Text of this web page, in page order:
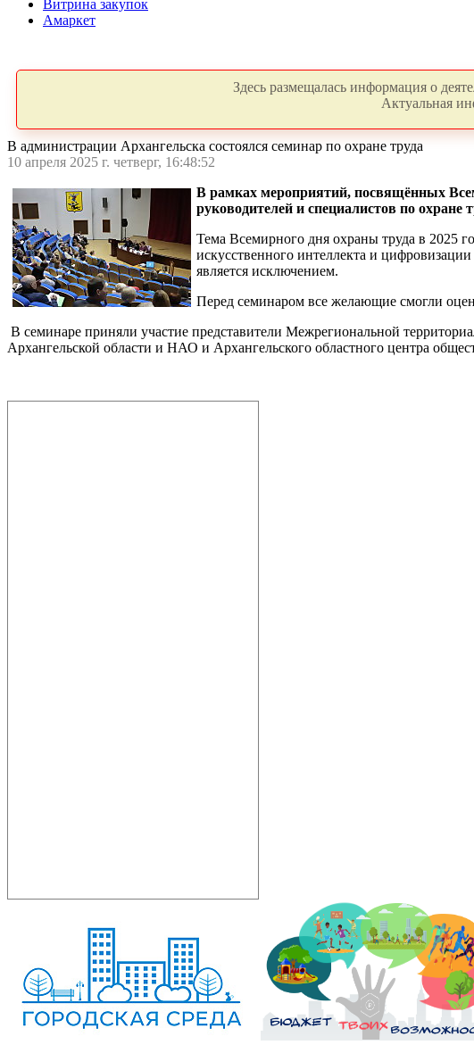
Витрина закупок
Амаркет
Здесь размещалась информация о
Актуальная
В администрации Архангельска состоялся семинар по охране труда
10 апреля 2025 г. четверг, 16:48:52
В рамках мероприятий, посвящённых
руководителей и специалистов по охране
Тема Всемирного дня охраны труда в 2025
искусственного интеллекта и
является исключением.
Перед семинаром все желающие смогли
В семинаре приняли участие представители Межрегиональной
Архангельской области и НАО и Архангельского областного центра